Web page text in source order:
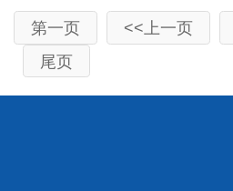
第一页 <<上一页
尾页